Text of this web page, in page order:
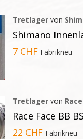
Tretlager von
Shimano
7 CHF Fabrikneu
Tretlager von
Race Face BB
22 CHF Fabrikneu